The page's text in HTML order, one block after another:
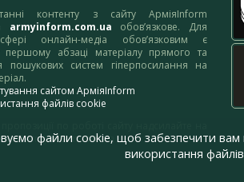
контенту з сайту АрміяInform
armyinform.com.ua обов’язкове. Для
онлайн-медіа обов’язковим є
абзаці матеріалу прямого та
пошукових систем гіперпосилання на
сайтом АрміяInform
файлів cookie
файли cookie, щоб забезпечити
використання